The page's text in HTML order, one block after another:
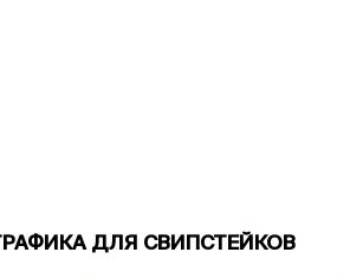
ДЛЯ СВИПСТЕЙКОВ